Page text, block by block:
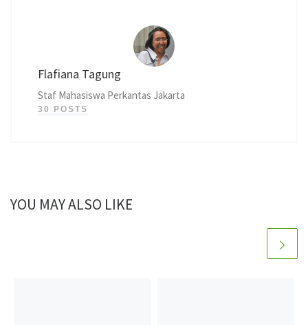
Flafiana Tagung
Staf Mahasiswa Perkantas Jakarta
30 POSTS
YOU MAY ALSO LIKE